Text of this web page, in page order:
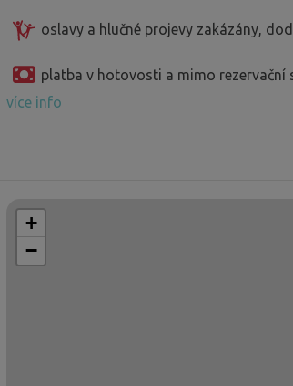
oslavy a hlučné projevy zakázány,
platba v hotovosti a mimo rezervační
více info
+
−